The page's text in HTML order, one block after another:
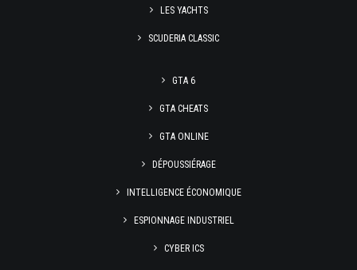
LES YACHTS
SCUDERIA CLASSIC
GTA 6
GTA CHEATS
GTA ONLINE
DÉPOUSSIÉRAGE
INTELLIGENCE ÉCONOMIQUE
ESPIONNAGE INDUSTRIEL
CYBER ICS